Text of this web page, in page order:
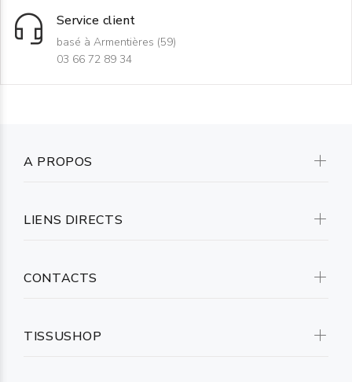
Service client
basé à Armentières (59)
03 66 72 89 34
A PROPOS
LIENS DIRECTS
CONTACTS
TISSUSHOP